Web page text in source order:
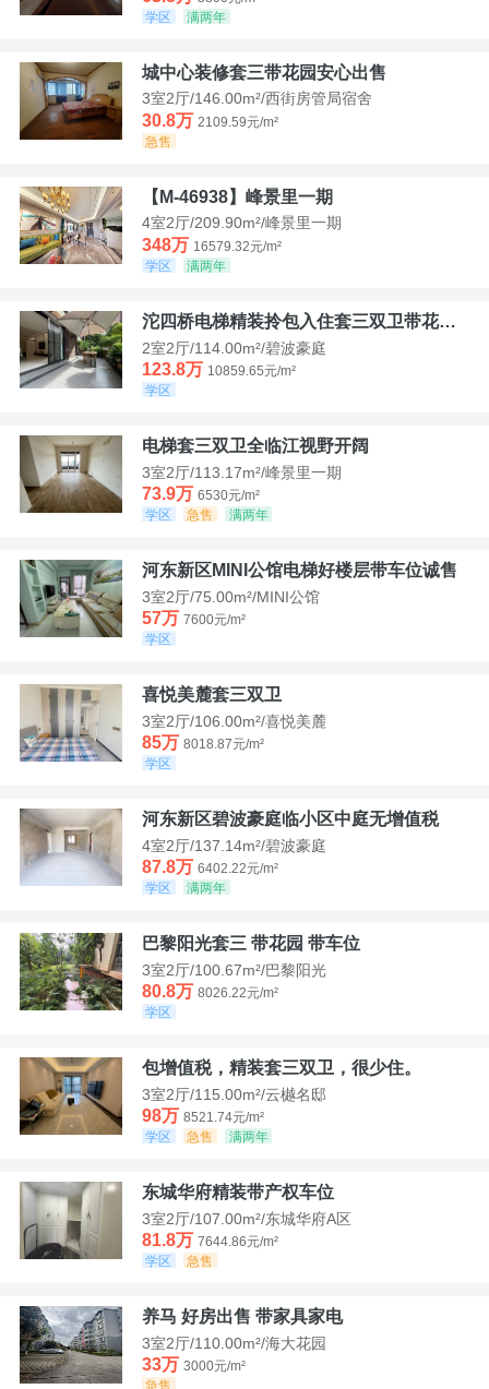
学区
满两年
城中心装修套三带花园安心出售
3室2厅/146.00m²/西街房管局宿舍
30.8万 2109.59元/m²
急售
【M-46938】峰景里一期
4室2厅/209.90m²/峰景里一期
348万 16579.32元/m²
学区
满两年
沱四桥电梯精装拎包入住套三双卫带花园40平米带车位
2室2厅/114.00m²/碧波豪庭
123.8万 10859.65元/m²
学区
电梯套三双卫全临江视野开阔
3室2厅/113.17m²/峰景里一期
73.9万 6530元/m²
学区
急售 满两年
河东新区MINI公馆电梯好楼层带车位诚售
3室2厅/75.00m²/MINI公馆
57万 7600元/m²
学区
喜悦美麓套三双卫
3室2厅/106.00m²/喜悦美麓
85万 8018.87元/m²
学区
河东新区碧波豪庭临小区中庭无增值税
4室2厅/137.14m²/碧波豪庭
87.8万 6402.22元/m²
学区
满两年
巴黎阳光套三 带花园 带车位
3室2厅/100.67m²/巴黎阳光
80.8万 8026.22元/m²
学区
包增值税，精装套三双卫，很少住。
3室2厅/115.00m²/云樾名邸
98万 8521.74元/m²
学区
急售 满两年
东城华府精装带产权车位
3室2厅/107.00m²/东城华府A区
81.8万 7644.86元/m²
学区
急售
养马 好房出售 带家具家电
3室2厅/110.00m²/海大花园
33万 3000元/m²
急售